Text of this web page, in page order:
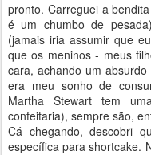
pronto. Carreguei a
é um chumbo de
(jamais iria assumir que
que os meninos - meus
cara, achando um
era meu sonho de
Martha Stewart tem
confeitaria), sempre são,
Cá chegando, descobri
específica para shortcake.